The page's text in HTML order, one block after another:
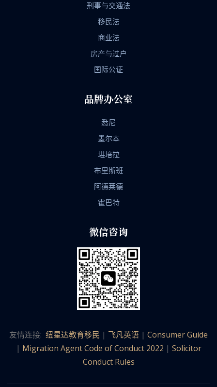
刑事与交通法
移民法
商业法
房产与过户
国际公证
品牌办公室
悉尼
墨尔本
堪培拉
布里斯班
阿德莱德
霍巴特
微信咨询
友情连接: 纽星达教育移民 | 飞凡英语 | Consumer Guide
| Migration Agent Code of Conduct 2022 | Solicitor
Conduct Rules